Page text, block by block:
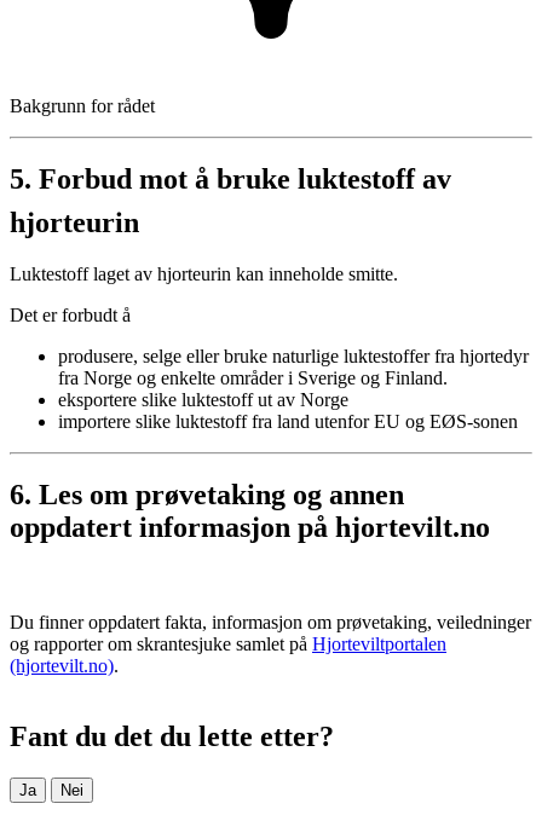
Bakgrunn for rådet
5. Forbud mot å bruke luktestoff av
hjorteurin
Luktestoff laget av hjorteurin kan inneholde smitte.
Det er forbudt å
produsere, selge eller bruke naturlige luktestoffer fra hjortedyr
fra Norge og enkelte områder i Sverige og Finland.
eksportere slike luktestoff ut av Norge
importere slike luktestoff fra land utenfor EU og EØS-sonen
6. Les om prøvetaking og annen
oppdatert informasjon på hjortevilt.no
Du finner oppdatert fakta, informasjon om prøvetaking, veiledninger
og rapporter om skrantesjuke samlet på Hjorteviltportalen
(hjortevilt.no).
Fant du det du lette etter?
Ja Nei